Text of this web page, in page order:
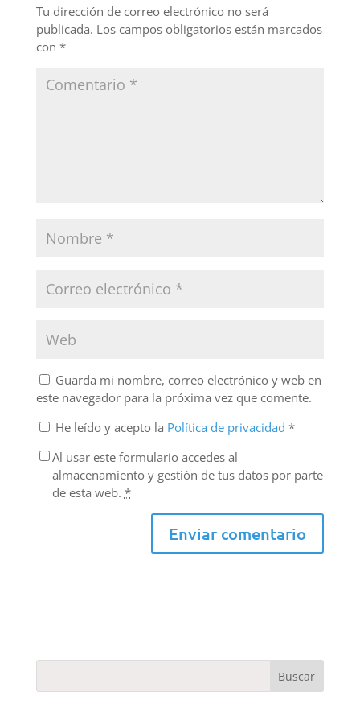
Tu dirección de correo electrónico no será
publicada. Los campos obligatorios están marcados
con *
Guarda mi nombre, correo electrónico y web en
este navegador para la próxima vez que comente.
He leído y acepto la Política de privacidad *
Al usar este formulario accedes al
almacenamiento y gestión de tus datos por parte
de esta web. *